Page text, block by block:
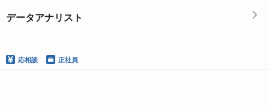
データアナリスト
応相談 正社員